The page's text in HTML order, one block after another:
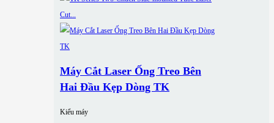
Máy Cắt Laser Ống Treo Bên
Hai Đầu Kẹp Dòng TK
Kiểu máy